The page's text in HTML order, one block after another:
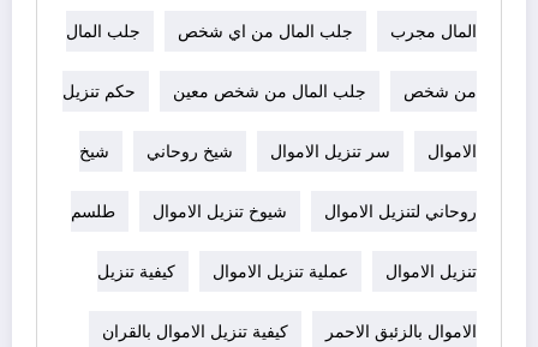
المال مجرب جلب المال من اي شخص جلب المال
من شخص جلب المال من شخص معين حكم تنزيل
الاموال سر تنزيل الاموال شيخ روحاني شيخ
روحاني لتنزيل الاموال شيوخ تنزيل الاموال طلسم
تنزيل الاموال عملية تنزيل الاموال كيفية تنزيل
الاموال بالزئبق الاحمر كيفية تنزيل الاموال بالقران